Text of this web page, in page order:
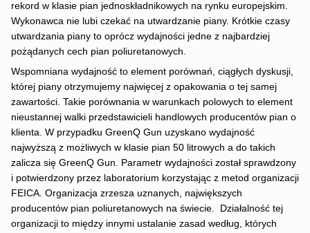
rekord w klasie pian jednoskładnikowych na rynku europejskim.
Wykonawca nie lubi czekać na utwardzanie piany. Krótkie czasy
utwardzania piany to oprócz wydajności jedne z najbardziej
pożądanych cech pian poliuretanowych.
Wspomniana wydajność to element porównań, ciągłych dyskusji,
której piany otrzymujemy najwięcej z opakowania o tej samej
zawartości. Takie porównania w warunkach polowych to element
nieustannej walki przedstawicieli handlowych producentów pian o
klienta. W przypadku GreenQ Gun uzyskano wydajność
najwyższą z możliwych w klasie pian 50 litrowych a do takich
zalicza się GreenQ Gun. Parametr wydajności został sprawdzony
i potwierdzony przez laboratorium korzystając z metod organizacji
FEICA. Organizacja zrzesza uznanych, największych
producentów pian poliuretanowych na świecie. Działalność tej
organizacji to między innymi ustalanie zasad według, których